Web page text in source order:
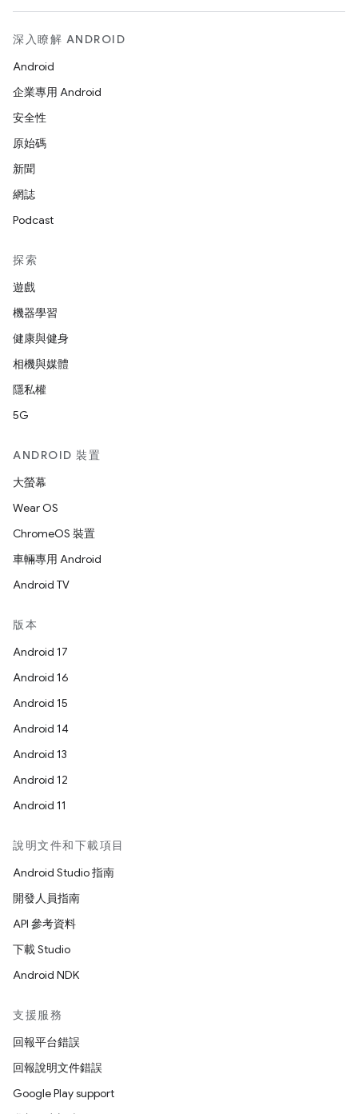
深入瞭解 ANDROID
Android
企業專用 Android
安全性
原始碼
新聞
網誌
Podcast
探索
遊戲
機器學習
健康與健身
相機與媒體
隱私權
5G
ANDROID 裝置
大螢幕
Wear OS
ChromeOS 裝置
車輛專用 Android
Android TV
版本
Android 17
Android 16
Android 15
Android 14
Android 13
Android 12
Android 11
說明文件和下載項目
Android Studio 指南
開發人員指南
API 參考資料
下載 Studio
Android NDK
支援服務
回報平台錯誤
回報說明文件錯誤
Google Play support